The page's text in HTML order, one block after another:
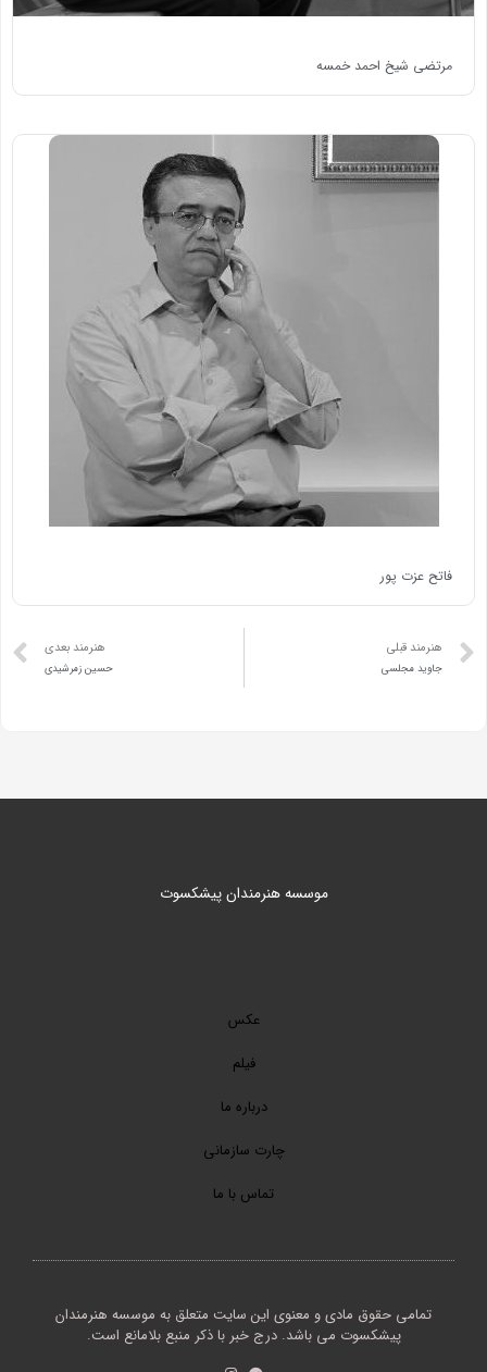
مرتضی شیخ احمد خمسه
فاتح عزت پور
هنرمند قبلی
جاوید مجلسی
هنرمند بعدی
حسین زمرشیدی
موسسه هنرمندان پیشکسوت
عکس
فیلم
درباره ما
چارت سازمانی
تماس با ما
تمامی حقوق مادی و معنوی این سایت متعلق به موسسه هنرمندان
پیشکسوت می باشد. درج خبر با ذکر منبع بلامانع است.